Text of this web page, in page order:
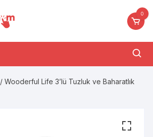
0
/ Wooderful Life 3’lü Tuzluk ve Baharatlık